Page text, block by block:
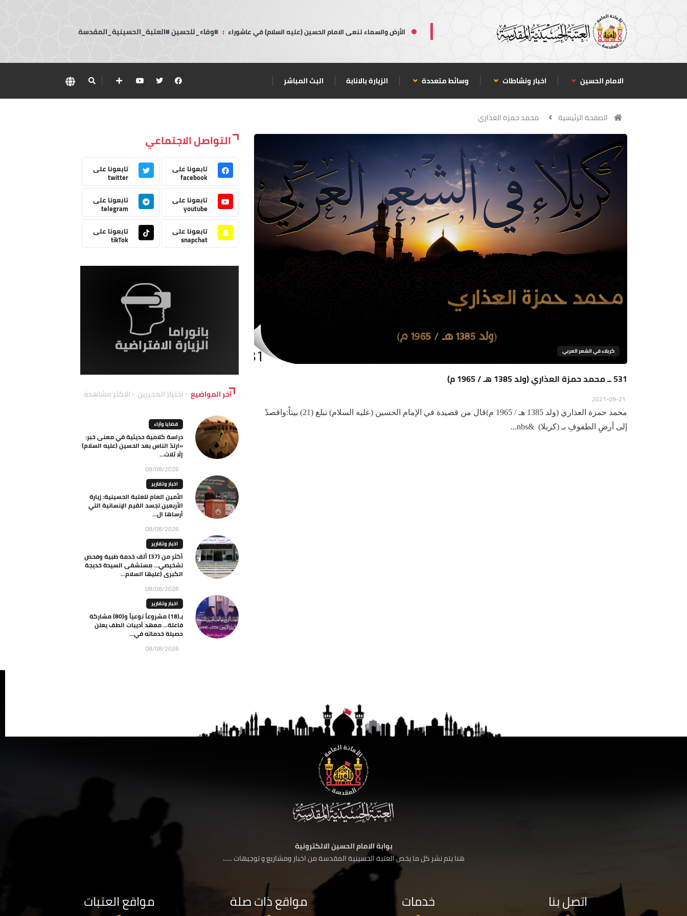
الأرض والسماء تنعى الامام الحسين (عليه السلام) في عاشوراء : #وفاء_للحسين #العتبة_الحسينية_المقدسة
الامام الحسين اخبار ونشاطات وسائط متعددة الزيارة بالانابة البث المباشر
الصفحة الرئيسية محمد حمزة العذاري
كربلاء في الشعر العربي
531 ــ محمد حمزة العذاري (ولد 1385 هـ / 1965 م)
محمد حمزة العذاري (ولد 1385 هـ / 1965 م)قال من قصيدة في الإمام الحسين (عليه السلام) تبلغ (21) بيتاً:واقصدْ
إلى أرضِ الطفوفِ بـ (كربلا) &nbs...
التواصل الاجتماعي
تابعونا على
facebook
تابعونا على
twitter
تابعونا على
youtube
تابعونا على
telegram
تابعونا على
snapchat
تابعونا على
tikTok
آخر المواضيع اختيار المحررين الاكثر مشاهدة
قضايا وآراء
دراسة كلامية حديثية في معنى خبر:
«ارتدّ الناس بعد الحسين (عليه السلام)
إلّا ثلاث...
08/08/2026
اخبار وتقارير
الأمين العام للعتبة الحسينية: زيارة
الأربعين تجسد القيم الإنسانية التي
أرساها ال...
08/08/2026
اخبار وتقارير
أكثر من (37) ألف خدمة طبية وفحص
تشخيصي… مستشفى السيدة خديجة
الكبرى (عليها السلام...
08/08/2026
اخبار وتقارير
بـ(18) مشروعاً نوعياً و(80) مشاركة
فاعلة… معهد أديبات الطف يعلن
حصيلة خدماته في...
08/08/2026
بوابة الامام الحسين الالكترونية
هنا يتم نشر كل ما يخص العتبة الحسينية المقدسة من اخبار ومشاريع و توجيهات ......
اتصل بنا خدمات مواقع ذات صلة مواقع العتبات